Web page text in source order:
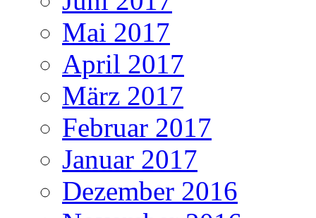
Mai 2017
April 2017
März 2017
Februar 2017
Januar 2017
Dezember 2016